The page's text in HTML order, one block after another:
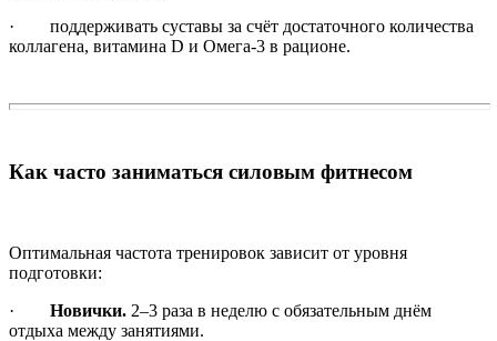
· поддерживать суставы за счёт достаточного количества
коллагена, витамина D и Омега-3 в рационе.
Как часто заниматься силовым фитнесом
Оптимальная частота тренировок зависит от уровня
подготовки:
· Новички. 2–3 раза в неделю с обязательным днём
отдыха между занятиями.